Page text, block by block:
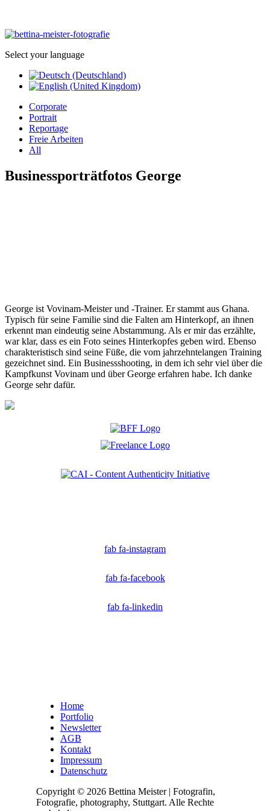
Select your language
Corporate
Portrait
Reportage
Freie Arbeiten
All
Businessporträtfotos George
George ist Vovinam-Meister und -Trainer. Er stammt aus Ghana.
Typisch für seine Familie sind die Falten am Hinterkopf, an ihnen
erkennt man eindeutig seine Abstammung. Als er mir das erzählte,
war klar, dass es ein Foto seines Hinterkopfes geben wird. Ebenso
charakteristisch sind seine Füße, die vom jahrzehntelangen Training
gezeichnet sind. Ein Businessshooting, in dem ich sehr viel über die
Kampfkunst Vovinam und über George erfahren habe. Ich danke
George sehr dafür.
fab fa-instagram
fab fa-facebook
fab fa-linkedin
Home
Portfolio
Newsletter
AGB
Kontakt
Impressum
Datenschutz
Copyright © 2026 Bettina Meister | Fotografin,
Fotografie, photography, Stuttgart. Alle Rechte